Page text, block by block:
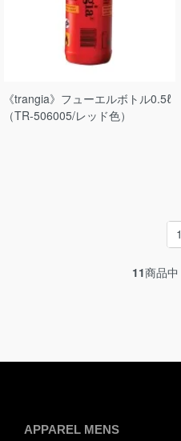
《trangia》フューエルボトル0.5ℓ
（TR-506005/レッド色）
1
11商品中
APPAREL MENS